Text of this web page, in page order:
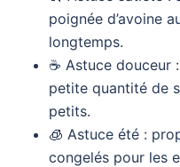
poignée d’avoine
longtemps.
☕ Astuce douceur
petite quantité de
petits.
🧊 Astuce été :
congelés pour les